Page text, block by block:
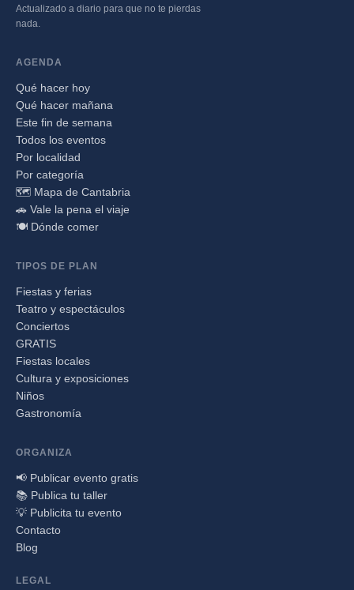
Actualizado a diario para que no te pierdas
nada.
AGENDA
Qué hacer hoy
Qué hacer mañana
Este fin de semana
Todos los eventos
Por localidad
Por categoría
🗺️ Mapa de Cantabria
🚗 Vale la pena el viaje
🍽️ Dónde comer
TIPOS DE PLAN
Fiestas y ferias
Teatro y espectáculos
Conciertos
GRATIS
Fiestas locales
Cultura y exposiciones
Niños
Gastronomía
ORGANIZA
📢 Publicar evento gratis
📚 Publica tu taller
💡 Publicita tu evento
Contacto
Blog
LEGAL